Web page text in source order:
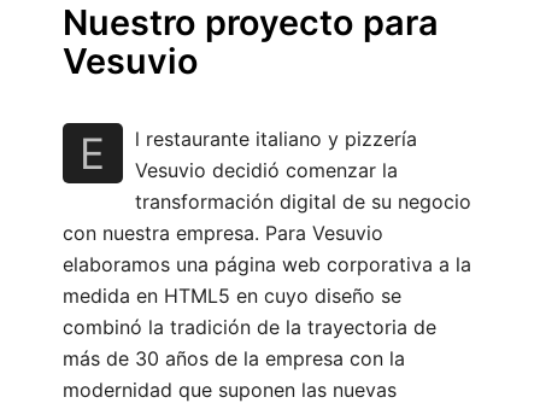
Nuestro proyecto para
Vesuvio
E
l restaurante italiano y pizzería
Vesuvio decidió comenzar la
transformación digital de su negocio
con nuestra empresa. Para Vesuvio
elaboramos una página web corporativa a la
medida en HTML5 en cuyo diseño se
combinó la tradición de la trayectoria de
más de 30 años de la empresa con la
modernidad que suponen las nuevas